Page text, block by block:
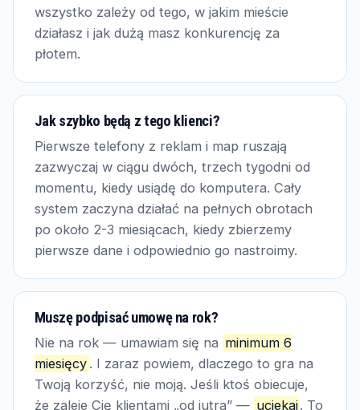
wszystko zależy od tego, w jakim mieście
działasz i jak dużą masz konkurencję za
płotem.
Jak szybko będą z tego klienci?
Pierwsze telefony z reklam i map ruszają
zazwyczaj w ciągu dwóch, trzech tygodni od
momentu, kiedy usiądę do komputera. Cały
system zaczyna działać na pełnych obrotach
po około 2-3 miesiącach, kiedy zbierzemy
pierwsze dane i odpowiednio go nastroimy.
Muszę podpisać umowę na rok?
Nie na rok — umawiam się na minimum 6
miesięcy . I zaraz powiem, dlaczego to gra na
Twoją korzyść, nie moją. Jeśli ktoś obiecuje,
że zaleje Cię klientami „od jutra” — uciekaj. To